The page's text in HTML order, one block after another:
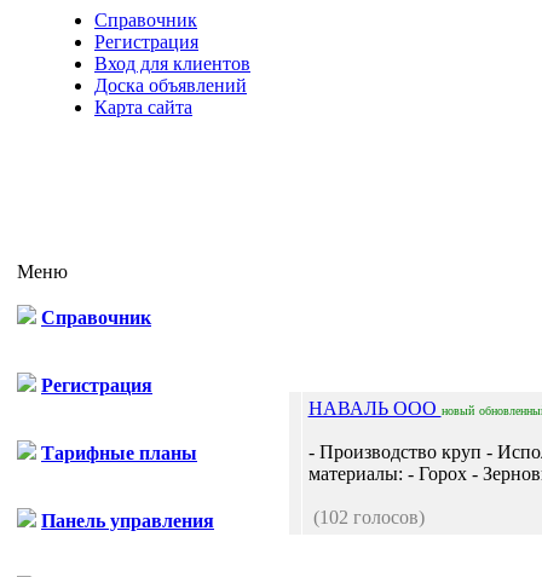
Справочник
Регистрация
Вход для клиентов
Доска объявлений
Карта сайта
Меню
Справочник
Регистрация
Тарифные планы
Панель управления
НАВАЛЬ ООО новый
- Производство круп -
материалы: - Горох -
(102 голосов)